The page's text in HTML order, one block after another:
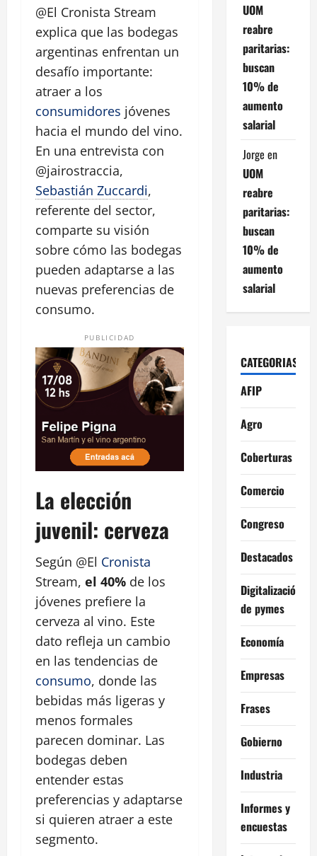
@El Cronista Stream
explica que las bodegas
argentinas enfrentan un
desafío importante:
atraer a los
consumidores jóvenes
hacia el mundo del vino.
En una entrevista con
@jairostraccia,
Sebastián Zuccardi,
referente del sector,
comparte su visión
sobre cómo las bodegas
pueden adaptarse a las
nuevas preferencias de
consumo.
PUBLICIDAD
La elección
juvenil: cerveza
Según @El Cronista
Stream, el 40% de los
jóvenes prefiere la
cerveza al vino. Este
dato refleja un cambio
en las tendencias de
consumo, donde las
bebidas más ligeras y
menos formales
parecen dominar. Las
bodegas deben
entender estas
preferencias y adaptarse
si quieren atraer a este
segmento.
UOM
reabre
paritarias:
buscan
10% de
aumento
salarial
Jorge en
UOM
reabre
paritarias:
buscan
10% de
aumento
salarial
CATEGORIAS
AFIP
Agro
Coberturas
Comercio
Congreso
Destacados
Digitalización
de pymes
Economía
Empresas
Frases
Gobierno
Industria
Informes y
encuestas